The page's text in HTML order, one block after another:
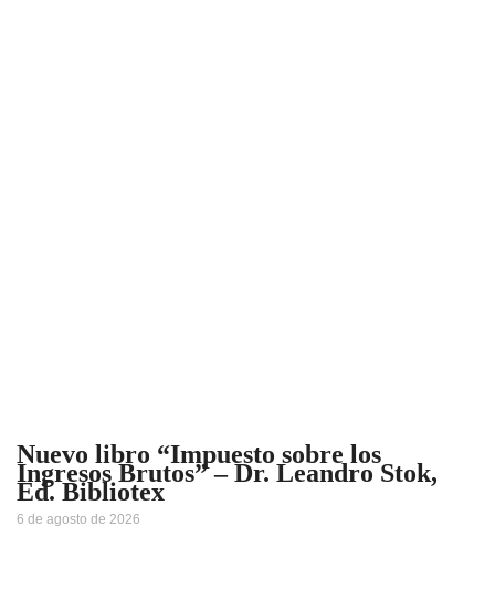
Nuevo libro “Impuesto sobre los
Ingresos Brutos” – Dr. Leandro Stok,
Ed. Bibliotex
6 de agosto de 2026